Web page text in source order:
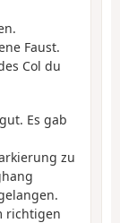
Faust.
Col du
Es gab
zu
richtigen